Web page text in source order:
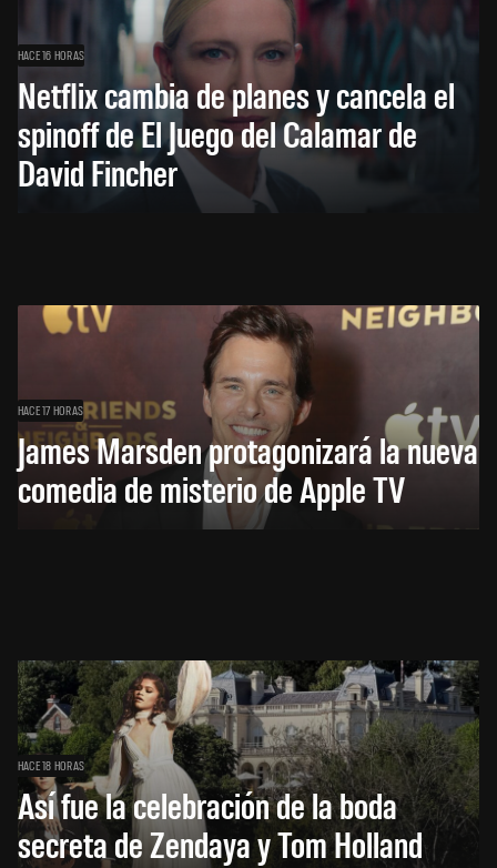
HACE 16 HORAS
Netflix cambia de planes y cancela el
spinoff de El Juego del Calamar de
David Fincher
HACE 17 HORAS
James Marsden protagonizará la nueva
comedia de misterio de Apple TV
HACE 18 HORAS
Así fue la celebración de la boda
secreta de Zendaya y Tom Holland